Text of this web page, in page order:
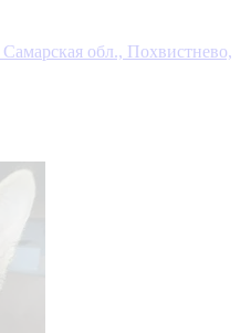
Самарская обл., Похвистнево,